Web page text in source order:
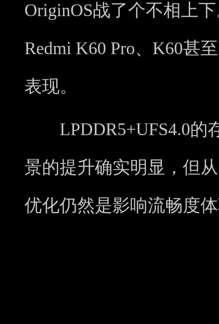
OriginOS战了个不相上
Redmi K60 Pro、K60甚
表现。
LPDDR5+UFS4.0的
景的提升确实明显，但
优化仍然是影响流畅度